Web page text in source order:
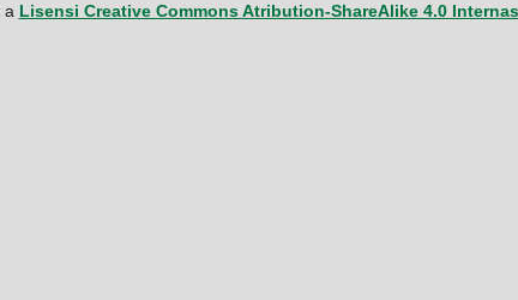
a Lisensi Creative Commons Atribution-ShareAlike 4.0